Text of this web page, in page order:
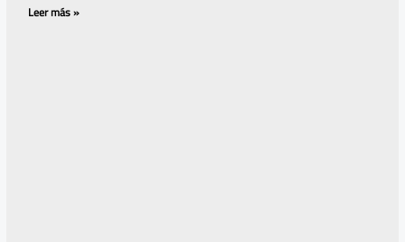
Leer más »